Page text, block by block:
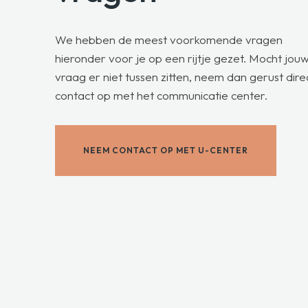
We hebben de meest voorkomende vragen
hieronder voor je op een rijtje gezet. Mocht
vraag er niet tussen zitten, neem dan gerust
contact op met het communicatie center.
NEEM CONTACT OP MET U-CENTER